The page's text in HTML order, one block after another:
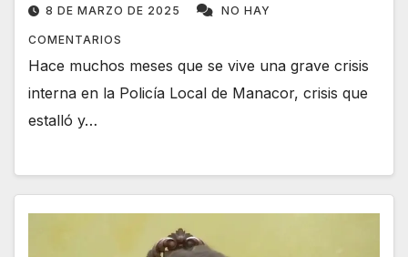
8 DE MARZO DE 2025 NO HAY
COMENTARIOS
Hace muchos meses que se vive una grave crisis
interna en la Policía Local de Manacor, crisis que
estalló y…